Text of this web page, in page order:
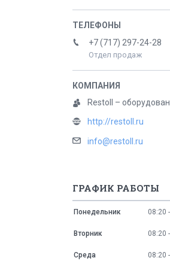
+7 (717) 297-24-28
Отдел продаж
Restoll –
http://restoll.ru
info@restoll.ru
ГРАФИК РАБОТЫ
Понедельник 08:20
Вторник 08:20
Среда 08:20